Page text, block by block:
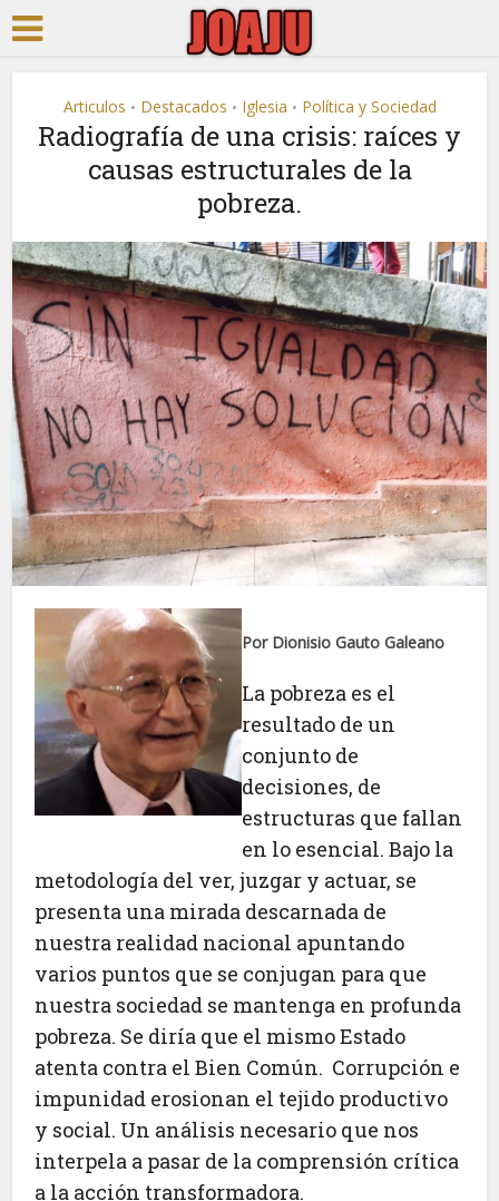
Articulos • Destacados • Iglesia • Política y Sociedad
Radiografía de una crisis: raíces y
causas estructurales de la
pobreza.
Por Dionisio Gauto Galeano
La pobreza es el
resultado de un
conjunto de
decisiones, de
estructuras que fallan
en lo esencial. Bajo la
metodología del ver, juzgar y actuar, se
presenta una mirada descarnada de
nuestra realidad nacional apuntando
varios puntos que se conjugan para que
nuestra sociedad se mantenga en profunda
pobreza. Se diría que el mismo Estado
atenta contra el Bien Común. Corrupción e
impunidad erosionan el tejido productivo
y social. Un análisis necesario que nos
interpela a pasar de la comprensión crítica
a la acción transformadora.